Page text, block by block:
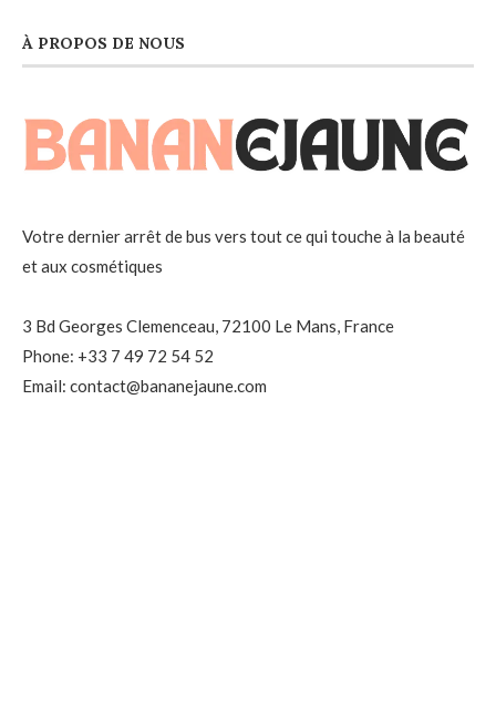
À PROPOS DE NOUS
Votre dernier arrêt de bus vers tout ce qui touche à la beauté
et aux cosmétiques
3 Bd Georges Clemenceau, 72100 Le Mans, France
Phone: +33 7 49 72 54 52
Email: contact@bananejaune.com